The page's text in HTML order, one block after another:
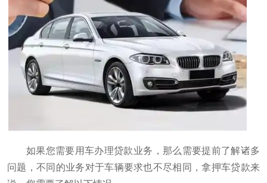
如果您需要用车办理贷款业务，那么需要提前了解诸多
问题，不同的业务对于车辆要求也不尽相同，拿押车贷款来